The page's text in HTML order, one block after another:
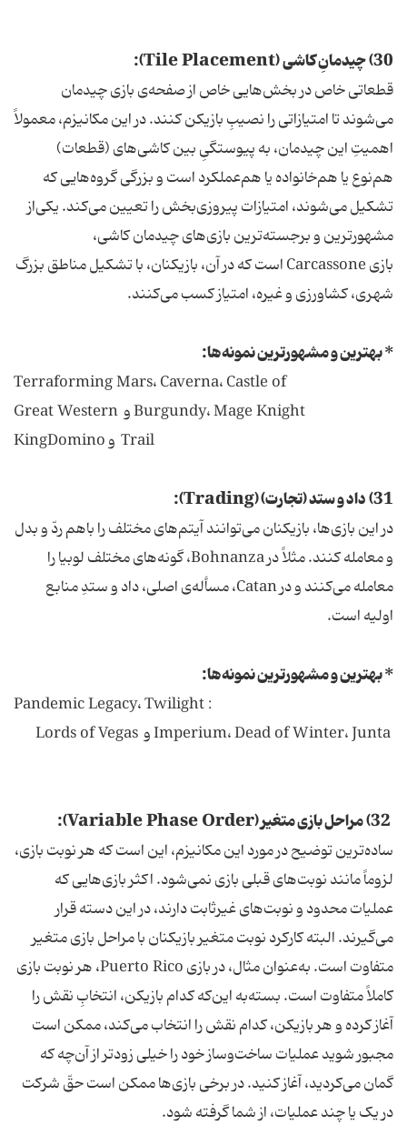
30) چیدمانِ کاشی (Tile Placement):
قطعاتی خاص در بخش‌هایی خاص از صفحه‌ی بازی چیدمان
می‌شوند تا امتیازاتی را نصیبِ بازیکن کنند. در این مکانیزم، معمولاً
اهمیتِ این چیدمان، به پیوستگیِ بین کاشی‌های (قطعات)
هم‌نوع یا هم‌خانواده یا هم‌عملکرد است و بزرگی گروه‌هایی که
تشکیل می‌شوند، امتیازات پیروزی‌بخش را تعیین می‌کند. یکی‌از
مشهورترین و برجسته‌ترین بازی‌های چیدمان کاشی،
بازی Carcassone است که در آن، بازیکنان، با تشکیل مناطق بزرگ
شهری، کشاورزی و غیره، امتیاز کسب می‌کنند.
* بهترین و مشهورترین نمونه‌ها:
Terraforming Mars، Caverna، Castle of
Burgundy، Mage Knight و Great Western
Trail و KingDomino
31) داد و ستد (تجارت) (Trading):
در این بازی‌ها، بازیکنان می‌توانند آیتم‌های مختلف را باهم ردّ و بدل
و معامله کنند. مثلاً در Bohnanza، گونه‌های مختلف لوبیا را
معامله می‌کنند و در Catan، مسأله‌ی اصلی، داد و ستدِ منابع
اولیه است.
* بهترین و مشهورترین نمونه‌ها:
: Pandemic Legacy، Twilight
ساده‌ترین توضیح در مورد این مکانیزم، این است که هر نوبت بازی،
لزوماً مانند نوبت‌های قبلی بازی نمی‌شود. اکثر بازی‌هایی که
عملیات محدود و نوبت‌های غیرثابت دارند، در این دسته قرار
می‌گیرند. البته کارکرد نوبت متغیر بازیکنان با مراحل بازی متغیر
متفاوت است. به‌عنوان مثال، در بازی Puerto Rico، هر نوبت بازی
کاملاً متفاوت است. بسته‌به این‌که کدام بازیکن، انتخابِ نقش را
آغاز کرده و هر بازیکن، کدام نقش را انتخاب می‌کند، ممکن است
مجبور شوید عملیات ساخت‌وساز خود را خیلی زودتر از آن‌چه که
گمان می‌کردید، آغاز کنید. در برخی بازی‌ها ممکن است حقّ شرکت
در یک یا چند عملیات، از شما گرفته شود.